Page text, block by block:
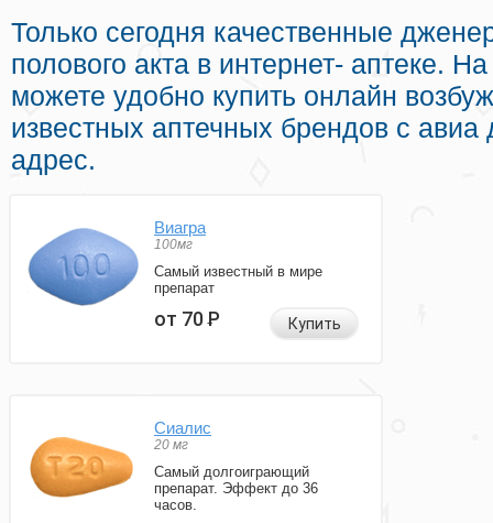
Только сегодня качественные
полового акта в интернет- аптеке.
можете удобно купить онлайн
известных аптечных брендов с
адрес.
Виагра
100мг
Самый известный в мире
препарат
от 70Р Купить
Сиалис
20 мг
Самый долгоиграющий
препарат. Эффект до 36
часов.